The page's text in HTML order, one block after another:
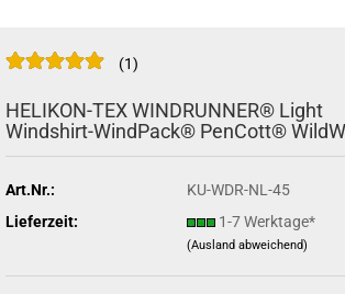
1
HELIKON-TEX WINDRUNNER® Light
Windshirt-WindPack® PenCott®
Art.Nr.:
KU-WDR-NL-45
Lieferzeit:
1-7 Werktage*
(Ausland abweichend)